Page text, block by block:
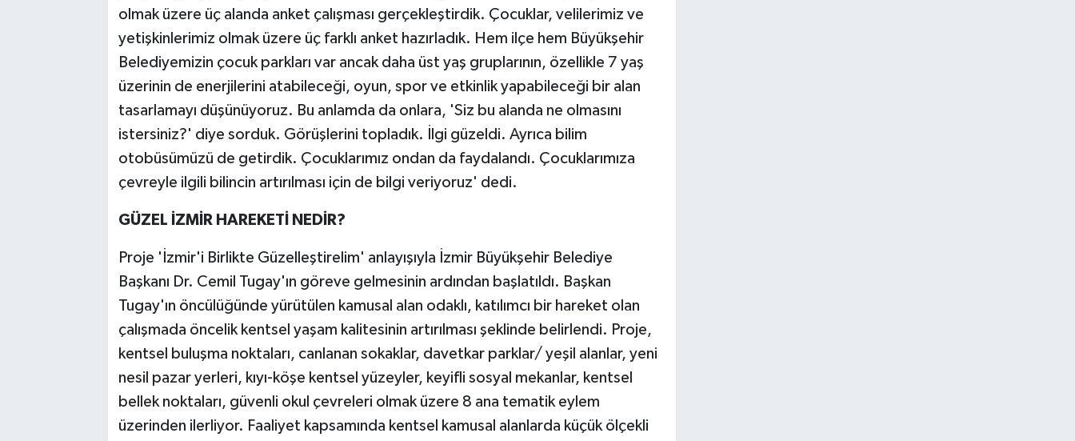
olmak üzere üç alanda anket çalışması gerçekleştirdik. Çocuklar, velilerimiz ve
yetişkinlerimiz olmak üzere üç farklı anket hazırladık. Hem ilçe hem Büyükşehir
Belediyemizin çocuk parkları var ancak daha üst yaş gruplarının, özellikle 7 yaş
üzerinin de enerjilerini atabileceği, oyun, spor ve etkinlik yapabileceği bir alan
tasarlamayı düşünüyoruz. Bu anlamda da onlara, 'Siz bu alanda ne olmasını
istersiniz?' diye sorduk. Görüşlerini topladık. İlgi güzeldi. Ayrıca bilim
otobüsümüzü de getirdik. Çocuklarımız ondan da faydalandı. Çocuklarımıza
çevreyle ilgili bilincin artırılması için de bilgi veriyoruz' dedi.
GÜZEL İZMİR HAREKETİ NEDİR?
Proje 'İzmir'i Birlikte Güzelleştirelim' anlayışıyla İzmir Büyükşehir Belediye
Başkanı Dr. Cemil Tugay'ın göreve gelmesinin ardından başlatıldı. Başkan
Tugay'ın öncülüğünde yürütülen kamusal alan odaklı, katılımcı bir hareket olan
çalışmada öncelik kentsel yaşam kalitesinin artırılması şeklinde belirlendi. Proje,
kentsel buluşma noktaları, canlanan sokaklar, davetkar parklar/ yeşil alanlar, yeni
nesil pazar yerleri, kıyı-köşe kentsel yüzeyler, keyifli sosyal mekanlar, kentsel
bellek noktaları, güvenli okul çevreleri olmak üzere 8 ana tematik eylem
üzerinden ilerliyor. Faaliyet kapsamında kentsel kamusal alanlarda küçük ölçekli